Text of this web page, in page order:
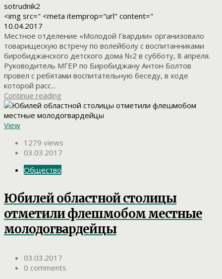
sotrudnik2
<img src=" <meta itemprop="url" content="
10.04.2017
Местное отделение «Молодой Гвардии» организовало
товарищескую встречу по волейболу с воспитанниками
биробиджанского детского дома №2 в субботу, 8 апреля.
Руководитель МГЕР по Биробиджану Антон Болтов
провел с ребятами воспитательную беседу, в ходе
которой расс...
Continue reading
View
1279 views
03.03.2017
Общество
Юбилей областной столицы
отметили флешмобом местные
молодогвардейцы
03.03.2017
0 comments